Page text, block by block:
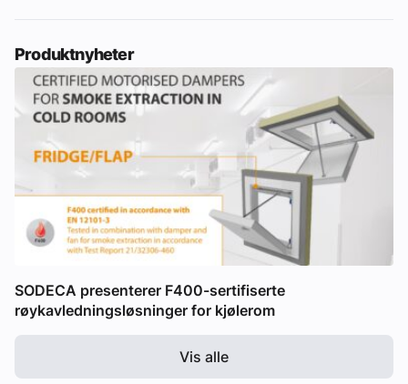
Produktnyheter
SODECA presenterer F400-sertifiserte
røykavledningsløsninger for kjølerom
Vis alle